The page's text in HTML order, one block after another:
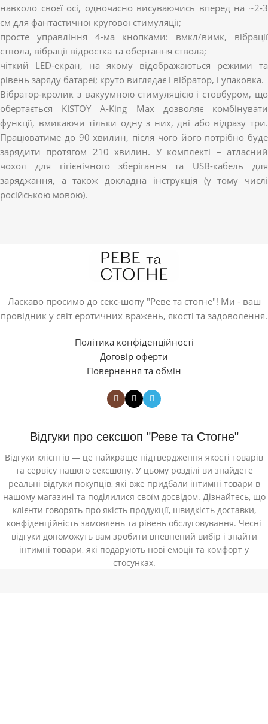
навколо своєї осі, одночасно висуваючись вперед на ~2-3
см для фантастичної кругової стимуляції;
просте управління 4-ма кнопками: вмкл/вимк, вібрації
ствола, вібрації відростка та обертання ствола;
чіткий LED-екран, на якому відображаються режими та
рівень заряду батареї; круто виглядає і вібратор, і упаковка.
Вібратор-кролик з вакуумною стимуляцією і стовбуром, що
обертається KISTOY A-King Max дозволяє комбінувати
функції, вмикаючи тільки одну з них, дві або відразу три.
Працюватиме до 90 хвилин, після чого його потрібно буде
зарядити протягом 210 хвилин. У комплекті – атласний
чохол для гігієнічного зберігання та USB-кабель для
заряджання, а також докладна інструкція (у тому числі
російською мовою).
Ласкаво просимо до секс-шопу "Реве та стогне"! Ми - ваш
провідник у світ еротичних вражень, якості та задоволення.
Політика конфіденційності
Договір оферти
Повернення та обмін
Відгуки про сексшоп "Реве та Стогне"
Відгуки клієнтів — це найкраще підтвердження якості товарів
та сервісу нашого сексшопу. У цьому розділі ви знайдете
реальні відгуки покупців, які вже придбали інтимні товари в
нашому магазині та поділилися своїм досвідом. Дізнайтесь, що
клієнти говорять про якість продукції, швидкість доставки,
конфіденційність замовлень та рівень обслуговування. Чесні
відгуки допоможуть вам зробити впевнений вибір і знайти
інтимні товари, які подарують нові емоції та комфорт у
стосунках.